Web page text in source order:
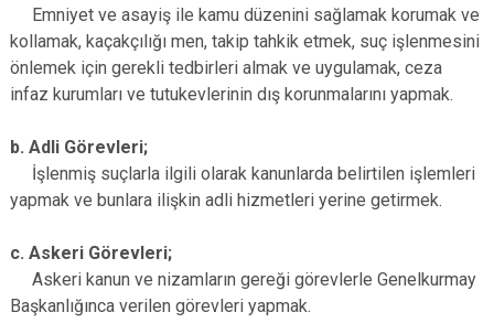
Emniyet ve asayiş ile kamu düzenini sağlamak korumak ve
kollamak, kaçakçılığı men, takip tahkik etmek, suç işlenmesini
önlemek için gerekli tedbirleri almak ve uygulamak, ceza
infaz kurumları ve tutukevlerinin dış korunmalarını yapmak.
b. Adli Görevleri;
İşlenmiş suçlarla ilgili olarak kanunlarda belirtilen işlemleri
yapmak ve bunlara ilişkin adli hizmetleri yerine getirmek.
c. Askeri Görevleri;
Askeri kanun ve nizamların gereği görevlerle Genelkurmay
Başkanlığınca verilen görevleri yapmak.